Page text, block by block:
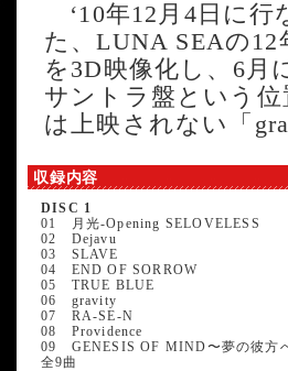
‘10年12月4日に行
た、LUNA SEAの
を3D映像化し、6月
サントラ盤という
は上映されない「
収録内容
DISC 1
01 月光-Opening SELOVELESS
02 Dejavu
03 SLAVE
04 END OF SORROW
05 TRUE BLUE
06 gravity
07 RA-SE-N
08 Providence
09 GENESIS OF MIND〜夢の彼方
全9曲